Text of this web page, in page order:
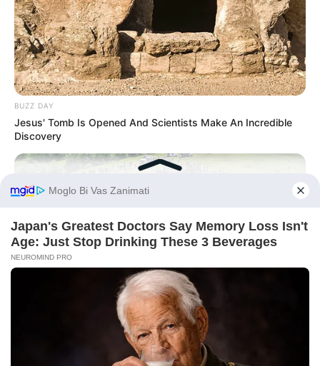
BUZZ DAY
Jesus' Tomb Is Opened And Scientists Make An Incredible
Discovery
Enormous Crater Opens - Police Stunned By What They Find
BEFORE YOU GO